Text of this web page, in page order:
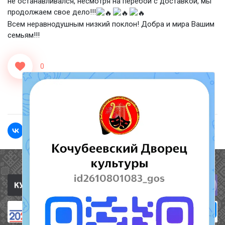
продолжаем свое дело!!!
Всем неравнодушным низкий поклон! Добра и мира Вашим
семьям!!!
0
Полезные ссылки